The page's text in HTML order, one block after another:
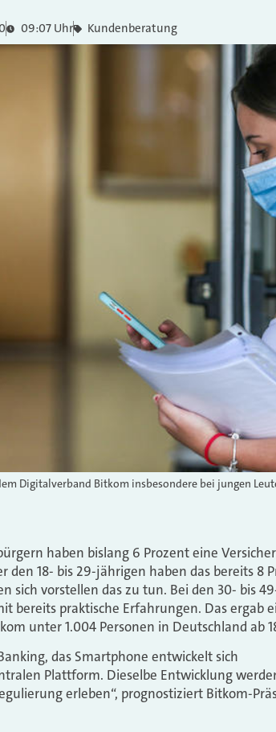
09:07 Uhr Kundenberatung
Digitalverband Bitkom insbesondere bei jungen
haben bislang 6 Prozent eine
den 18- bis 29-jährigen haben das bereits 8
sich vorstellen das zu tun. Bei den 30- bis
bereits praktische Erfahrungen. Das ergab
unter 1.004 Personen in Deutschland ab
das Smartphone entwickelt sich
Plattform. Dieselbe Entwicklung
erleben“, prognostiziert Bitkom-